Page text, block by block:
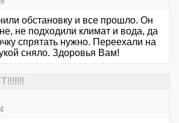
обстановку и все прошло. Он
не подходили климат и вода, да
спрятать нужно. Переехали на
сняло. Здоровья Вам!